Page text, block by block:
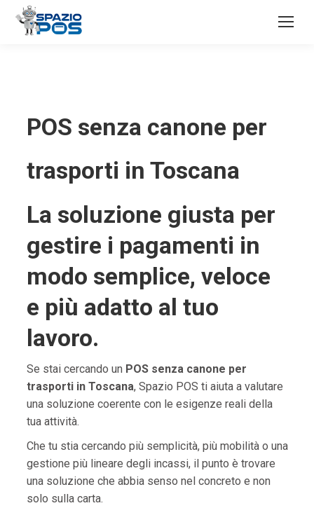
POS senza canone per
trasporti in Toscana
La soluzione giusta per
gestire i pagamenti in
modo semplice, veloce
e più adatto al tuo
lavoro.
Se stai cercando un POS senza canone per
trasporti in Toscana, Spazio POS ti aiuta a valutare
una soluzione coerente con le esigenze reali della
tua attività.
Che tu stia cercando più semplicità, più mobilità o una
gestione più lineare degli incassi, il punto è trovare
una soluzione che abbia senso nel concreto e non
solo sulla carta.